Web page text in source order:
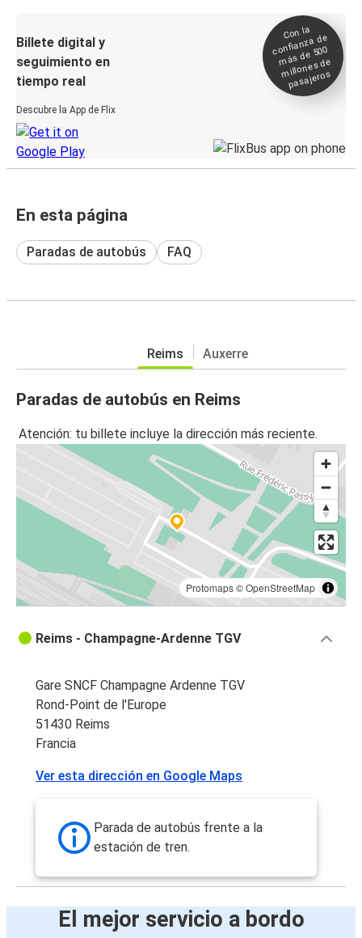
Billete digital y
seguimiento en
tiempo real
Descubre la App de Flix
Con la
confianza de
más de 500
millones de
pasajeros
En esta página
Paradas de autobús FAQ
Reims Auxerre
Paradas de autobús en Reims
Atención: tu billete incluye la dirección más reciente.
Protomaps©OpenStreetMap
Reims - Champagne-Ardenne TGV
Gare SNCF Champagne Ardenne TGV
Rond-Point de l'Europe
51430 Reims
Francia
Ver esta dirección en Google Maps
Parada de autobús frente a la
estación de tren.
El mejor servicio a bordo